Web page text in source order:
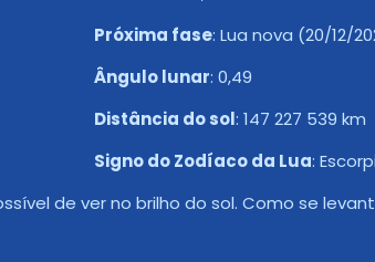
Próxima fase: Lua nova (20/12/
Ângulo lunar: 0,49
Distância do sol: 147 227 539 km
Signo do Zodíaco da Lua:
de ver no brilho do sol. Como se